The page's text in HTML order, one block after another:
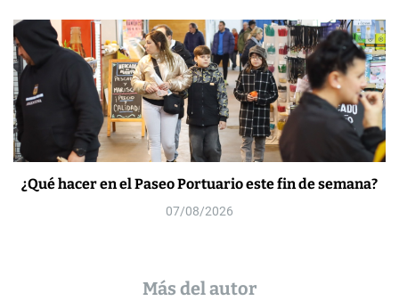
¿Qué hacer en el Paseo Portuario este fin de semana?
07/08/2026
Más del autor